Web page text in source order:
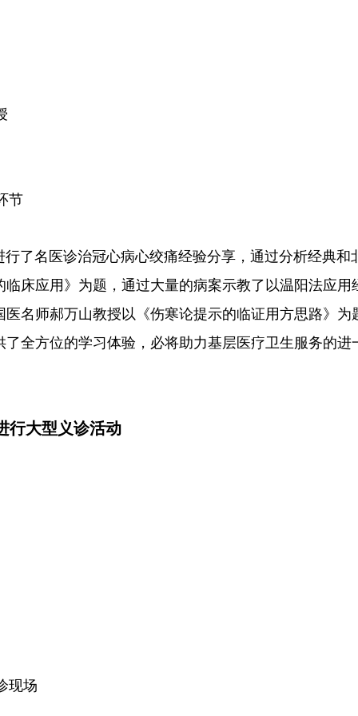
节
了名医诊治冠心病心绞痛经验分享，通过分析经典和
床应用》为题，通过大量的病案示教了以温阳法应用
名师郝万山教授以《伤寒论提示的临证用方思路》为
全方位的学习体验，必将助力基层医疗卫生服务的进
行大型义诊活动
现场